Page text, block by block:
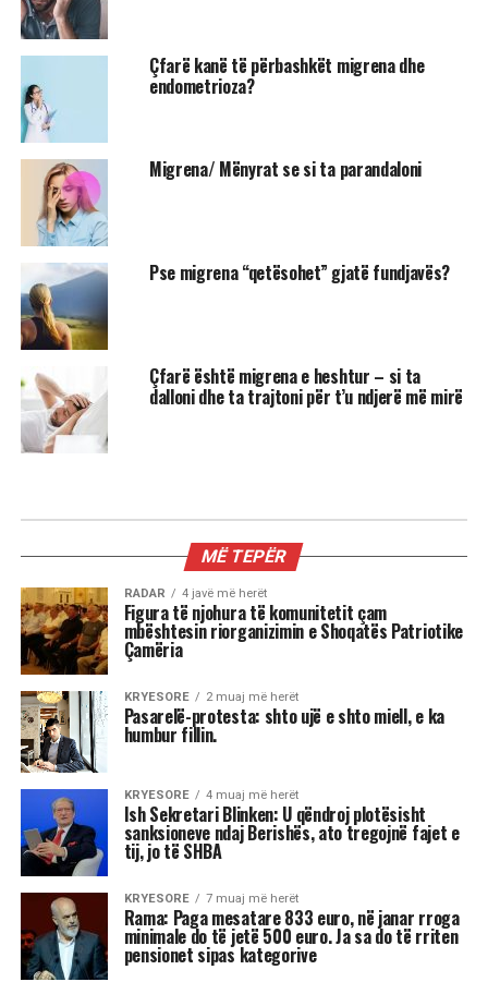
Çfarë kanë të përbashkët migrena dhe
endometrioza?
Migrena/ Mënyrat se si ta parandaloni
Pse migrena “qetësohet” gjatë fundjavës?
Çfarë është migrena e heshtur – si ta
dalloni dhe ta trajtoni për t’u ndjerë më mirë
MË TEPËR
RADAR 4 javë më herët
Figura të njohura të komunitetit çam
mbështesin riorganizimin e Shoqatës Patriotike
Çamëria
KRYESORE 2 muaj më herët
Pasarelë-protesta: shto ujë e shto miell, e ka
humbur fillin.
KRYESORE 4 muaj më herët
Ish Sekretari Blinken: U qëndroj plotësisht
sanksioneve ndaj Berishës, ato tregojnë fajet e
tij, jo të SHBA
KRYESORE 7 muaj më herët
Rama: Paga mesatare 833 euro, në janar rroga
minimale do të jetë 500 euro. Ja sa do të rriten
pensionet sipas kategorive